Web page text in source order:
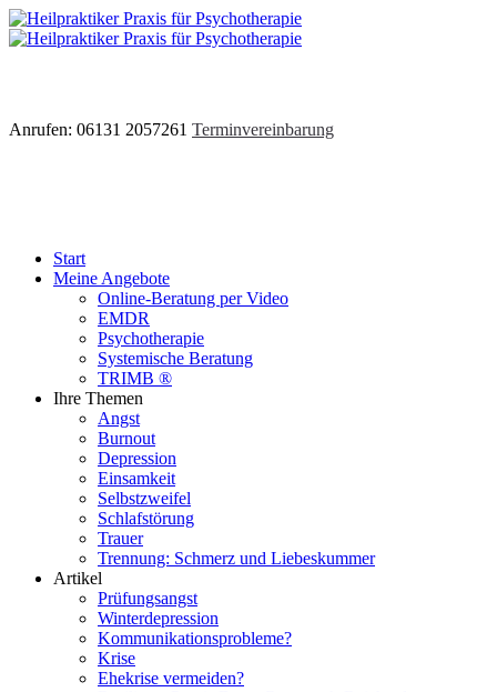
Anrufen: 06131 2057261 Terminvereinbarung
Start
Meine Angebote
Online-Beratung per Video
EMDR
Psychotherapie
Systemische Beratung
TRIMB ®
Ihre Themen
Angst
Burnout
Depression
Einsamkeit
Selbstzweifel
Schlafstörung
Trauer
Trennung: Schmerz und Liebeskummer
Artikel
Prüfungsangst
Winterdepression
Kommunikationsprobleme?
Krise
Ehekrise vermeiden?